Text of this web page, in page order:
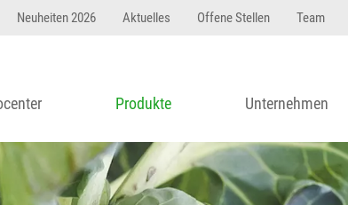
Neuheiten 2026 Aktuelles Offene Stellen Team
Produkte Unternehmen